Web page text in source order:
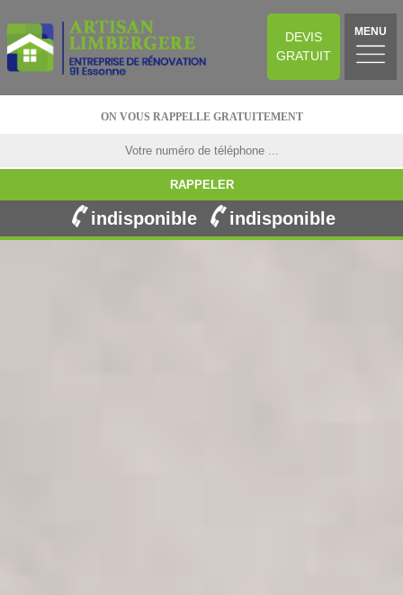
DEVIS
GRATUIT
MENU
ON VOUS RAPPELLE GRATUITEMENT
indisponible indisponible